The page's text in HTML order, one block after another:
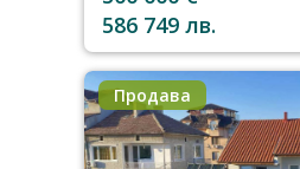
586 749 лв.
Продава